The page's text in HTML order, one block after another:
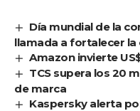
Día mundial de la
llamada a fortalecer
Amazon invierte
TCS supera los 20
de marca
Kaspersky alerta